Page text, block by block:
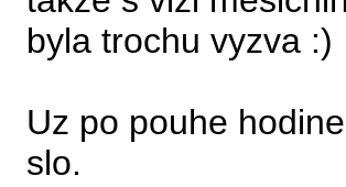
byla trochu vyzva :)
Uz po pouhe
slo.